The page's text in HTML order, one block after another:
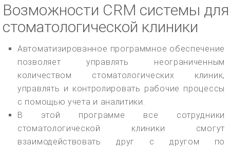
Возможности CRM системы для
стоматологической клиники
Автоматизированное программное обеспечение
позволяет управлять неограниченным
количеством стоматологических клиник,
управлять и контролировать рабочие процессы
с помощью учета и аналитики.
В этой программе все сотрудники
стоматологической клиники смогут
взаимодействовать друг с другом по